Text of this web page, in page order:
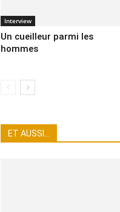
Interview
Un cueilleur parmi les
hommes
ET AUSSI…